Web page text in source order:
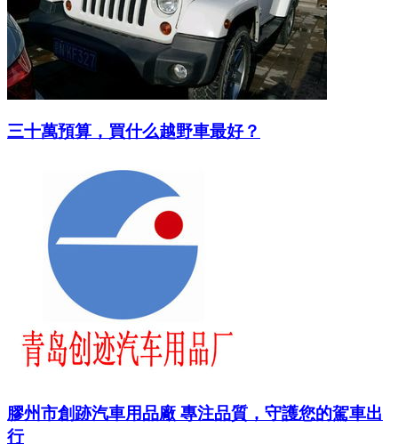
三十萬預算，買什么越野車最好？
膠州市創跡汽車用品廠 專注品質，守護您的駕車出
行